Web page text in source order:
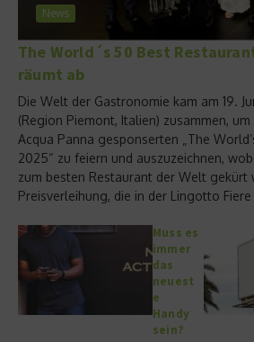
News
The World´s 50 Best
räumt ab
Die Welt der Gastronomie kam am 19.
(Region Piemont, Italien) zusammen,
Acqua Panna gesponserten „The
2025“ zu feiern und auszuzeichnen,
zum besten Restaurant der Welt gekürt
Preisverleihung, die in der Lingotto
Muss es
immer
das
neuest
e
Handy
sein?